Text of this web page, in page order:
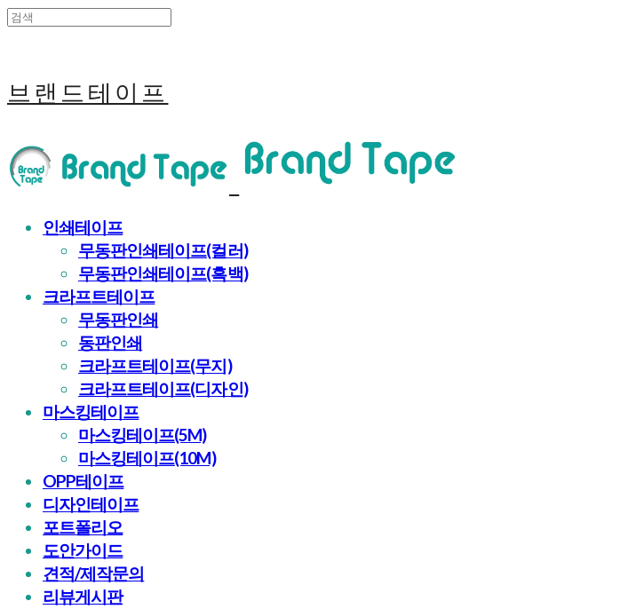
브랜드테이프
인쇄테이프
무동판인쇄테이프(컬러)
무동판인쇄테이프(흑백)
크라프트테이프
무동판인쇄
동판인쇄
크라프트테이프(무지)
크라프트테이프(디자인)
마스킹테이프
마스킹테이프(5M)
마스킹테이프(10M)
OPP테이프
디자인테이프
포트폴리오
도안가이드
견적/제작문의
리뷰게시판